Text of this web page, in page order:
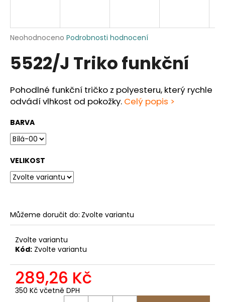
Průměrné
produktu
je
z
5
hvězdiček.
Neohodnoceno Podrobnosti hodnocení
5522/J Triko funkční
Pohodlné funkční tričko z polyesteru, který rychle
odvádí vlhkost od pokožky. Celý popis >
BARVA
VELIKOST
Můžeme doručit do: Zvolte variantu
Zvolte variantu
Kód: Zvolte variantu
289,26 Kč
350 Kč včetně DPH
j
í
?
D
o
p
u
č
u
m